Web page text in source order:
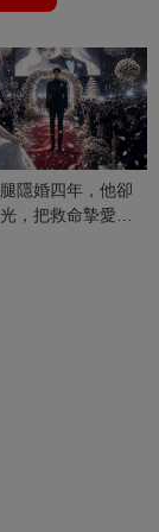
隱婚四年，他卻
，把救命摯愛當